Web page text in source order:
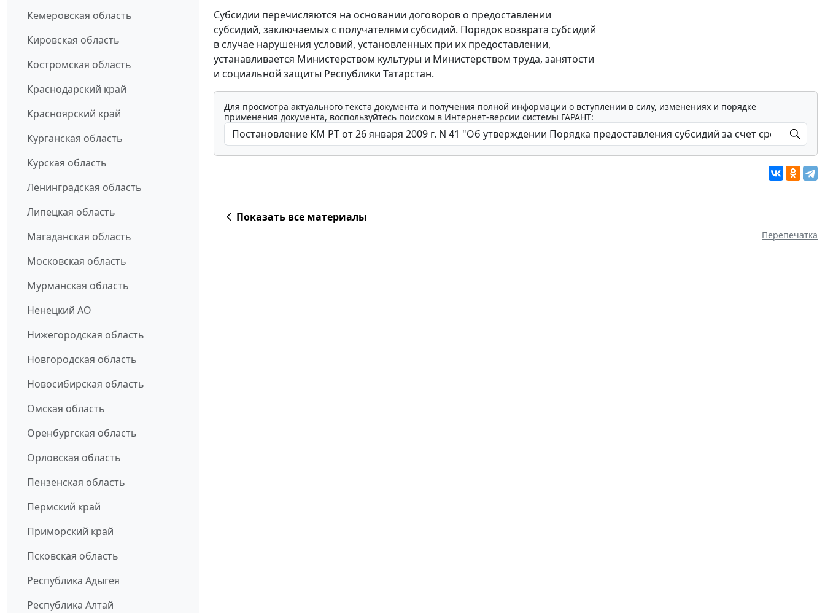
Кемеровская область
Кировская область
Костромская область
Краснодарский край
Красноярский край
Курганская область
Курская область
Ленинградская область
Липецкая область
Магаданская область
Московская область
Мурманская область
Ненецкий АО
Нижегородская область
Новгородская область
Новосибирская область
Омская область
Оренбургская область
Орловская область
Пензенская область
Пермский край
Приморский край
Псковская область
Республика Адыгея
Республика Алтай
Субсидии перечисляются на основании договоров о предоставлении
субсидий, заключаемых с получателями субсидий. Порядок возврата субсидий
в случае нарушения условий, установленных при их предоставлении,
устанавливается Министерством культуры и Министерством труда, занятости
и социальной защиты Республики Татарстан.
Для просмотра актуального текста документа и получения полной информации о вступлении в силу, изменениях и порядке
применения документа, воспользуйтесь поиском в Интернет-версии системы ГАРАНТ:
Показать все материалы
Перепечатка